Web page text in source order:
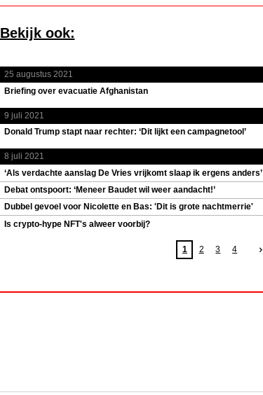
Bekijk ook:
25 augustus 2021
Briefing over evacuatie Afghanistan
9 juli 2021
Donald Trump stapt naar rechter: ‘Dit lijkt een campagnetool’
8 juli 2021
‘Als verdachte aanslag De Vries vrijkomt slaap ik ergens anders’
Debat ontspoort: ‘Meneer Baudet wil weer aandacht!’
Dubbel gevoel voor Nicolette en Bas: 'Dit is grote nachtmerrie'
Is crypto-hype NFT's alweer voorbij?
1 2 3 4